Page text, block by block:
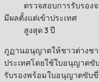
ตรวจสอบการรับรอง
มีผลตั้งแต่เข้าประเทศ
สูงสุด 3 ปี
ภูฏานอนุญาตให้ชาวต่างช
ประเทศโดยใช้ใบอนุญาตขั
รับรองพร้อมใบอนุญาตขับขี่